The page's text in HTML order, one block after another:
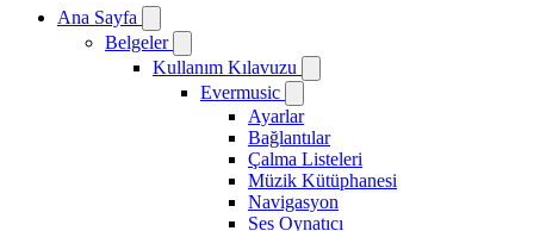
Ana Sayfa
Belgeler
Kullanım Kılavuzu
Evermusic
Ayarlar
Bağlantılar
Çalma Listeleri
Müzik Kütüphanesi
Navigasyon
Ses Oynatıcı